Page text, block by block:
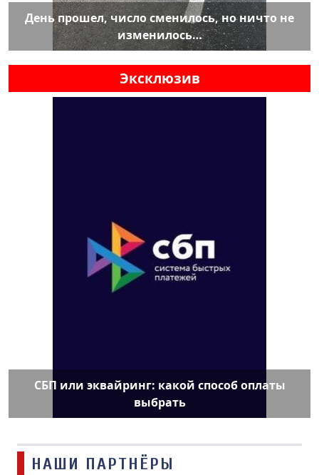
День прошел, число сменилось, но ничто не
изменилось…
Эксклюзив
СБП или эквайринг: какой способ оплаты
выбрать
НАШИ ПАРТНЁРЫ